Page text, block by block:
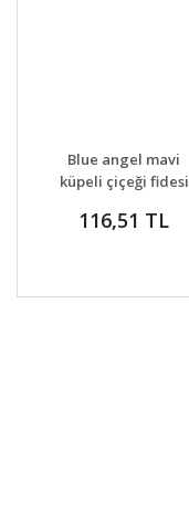
DETAYLAR
VER
Blue angel mavi
küpeli çiçeği fidesi
116,51 TL